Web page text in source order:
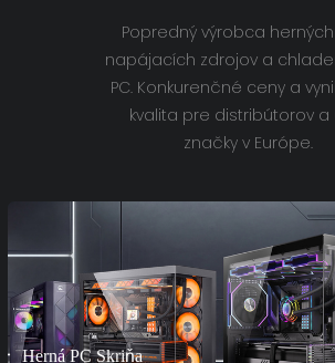
Popredný výrobca herných
napájacích zdrojov a
PC. Konkurenčné ceny a
kvalita pre distribútorov a
značky v Európe.
Herná PC Skriňa